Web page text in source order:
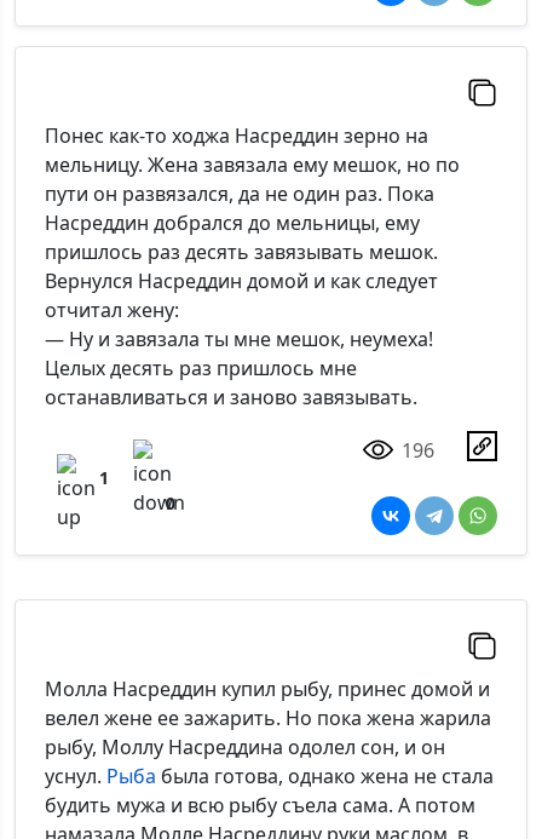
Понес как-то ходжа Насреддин зерно на
мельницу. Жена завязала ему мешок, но по
пути он развязался, да не один раз. Пока
Насреддин добрался до мельницы, ему
пришлось раз десять завязывать мешок.
Вернулся Насреддин домой и как следует
отчитал жену:
— Ну и завязала ты мне мешок, неумеха!
Целых десять раз пришлось мне
останавливаться и заново завязывать.
1
0
196
Молла Насреддин купил рыбу, принес домой и
велел жене ее зажарить. Но пока жена жарила
рыбу, Моллу Насреддина одолел сон, и он
уснул. Рыба была готова, однако жена не стала
будить мужа и всю рыбу съела сама. А потом